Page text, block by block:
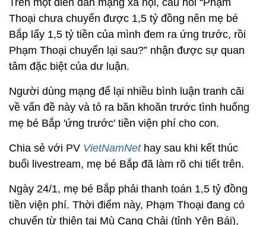
Thoại chưa chuyển được 1,5 tỷ đồng nên mẹ bé
Bắp lấy 1,5 tỷ tiền của mình đem ra ứng trước, rồi
Phạm Thoại chuyển lại sau?” nhận được sự quan
tâm đặc biệt của dư luận.
Người dùng mạng để lại nhiều bình luận tranh cãi
về vấn đề này và tỏ ra băn khoăn trước tình huống
mẹ bé Bắp 'ứng trước' tiền viện phí cho con.
Chia sẻ với PV VietNamNethay sau khi kết thúc
buổi livestream, mẹ bé Bắp đã làm rõ chi tiết trên.
Ngày 24/1, mẹ bé Bắp phải thanh toán 1,5 tỷ đồng
tiền viện phí. Thời điểm này, Phạm Thoại đang có
chuyến từ thiện tại Mù Cang Chải (tỉnh Yên Bái),